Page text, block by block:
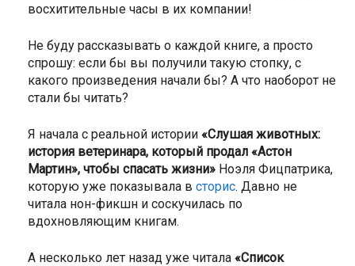
восхитительные часы в их компании!
Не буду рассказывать о каждой книге, а просто
спрошу: если бы вы получили такую стопку, с
какого произведения начали бы? А что наоборот не
стали бы читать?
Я начала с реальной истории «Слушая животных:
история ветеринара, который продал «Астон
Мартин», чтобы спасать жизни» Ноэля Фицпатрика,
которую уже показывала в сторис. Давно не
читала нон-фикшн и соскучилась по
вдохновляющим книгам.
А несколько лет назад уже читала «Список